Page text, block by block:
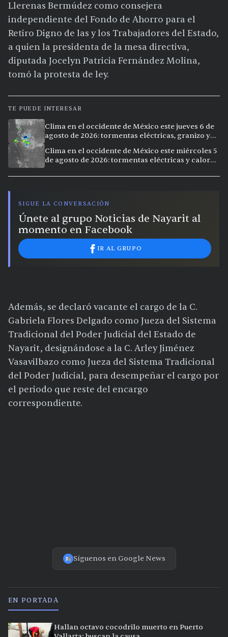
Llerenas Bermúdez como consejera
independiente del Fondo de Ahorro para el
Retiro Digno de las y los Trabajadores del Estado,
a quien la presidenta de la mesa directiva,
diputada Jocelyn Patricia Fernández Molina,
tomó la protesta de ley.
TE PUEDE INTERESAR
Clima en el occidente de México este jueves 6 de
agosto de 2026: tormentas eléctricas, granizo y
Clima en el occidente de México este miércoles 5
de agosto de 2026: tormentas eléctricas y calor
SIGUE LA CONVERSACIÓN
Únete al grupo Noticias de Nayarit al
momento en Facebook
IR AL GRUPO
Además, se declaró vacante el cargo de la C.
Gabriela Flores Delgado como Jueza del Sistema
Tradicional del Poder Judicial del Estado de
Nayarit, designándose a la C. Arley Jiménez
Vasavilbazo como Jueza del Sistema Tradicional
del Poder Judicial, para desempeñar el cargo por
el periodo que reste del encargo
correspondiente.
Síguenos en Google News
EN PORTADA
Hallan octavo cocodrilo muerto en Puerto